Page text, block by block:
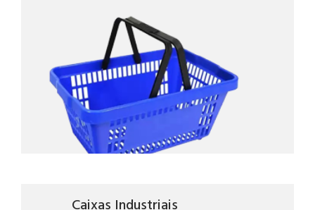
Caixas Industriais